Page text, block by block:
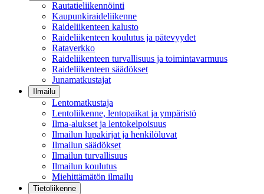
Rautatieliikennöinti
Kaupunkiraideliikenne
Raideliikenteen kalusto
Raideliikenteen koulutus ja pätevyydet
Rataverkko
Raideliikenteen turvallisuus ja toimintavarmuus
Raideliikenteen säädökset
Junamatkustajat
Ilmailu
Lentomatkustaja
Lentoliikenne, lentopaikat ja ympäristö
Ilma-alukset ja lentokelpoisuus
Ilmailun lupakirjat ja henkilöluvat
Ilmailun säädökset
Ilmailun turvallisuus
Ilmailun koulutus
Miehittämätön ilmailu
Tietoliikenne